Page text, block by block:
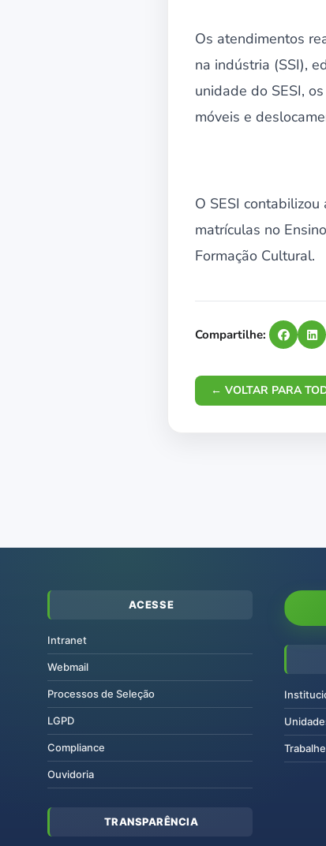
Os atendimentos
na indústria (SSI),
unidade do SESI,
móveis e
O SESI
matrículas no
Formação Cultural.
Compartilhe:
← VOLTAR PARA
ACESSE
Intranet
Webmail
Processos de Seleção
LGPD
Compliance
Ouvidoria
TRANSPARÊNCIA